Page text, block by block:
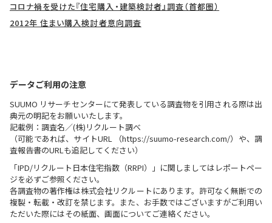
コロナ禍を受けた『住宅購入・建築検討者』調査（首都圏）
2012年 住まい購入検討者意向調査
データご利用の注意
SUUMO リサーチセンターにて発表している調査物を引用される際は出
典元の明記をお願いいたします。
記載例：調査名／(株)リクルート調べ
（可能であれば、サイトURL （https://suumo-research.com/）や、調
査報告書のURLも追記してください）
「IPD/リクルート日本住宅指数（RRPI）」に関しましてはレポートペー
ジを必ずご参照ください。
各調査物の著作権は株式会社リクルートにあります。許可なく無断での
複製・転載・改訂を禁じます。また、お手数ではございますがご利用い
ただいた際にはその紙面、画面についてご連絡ください。